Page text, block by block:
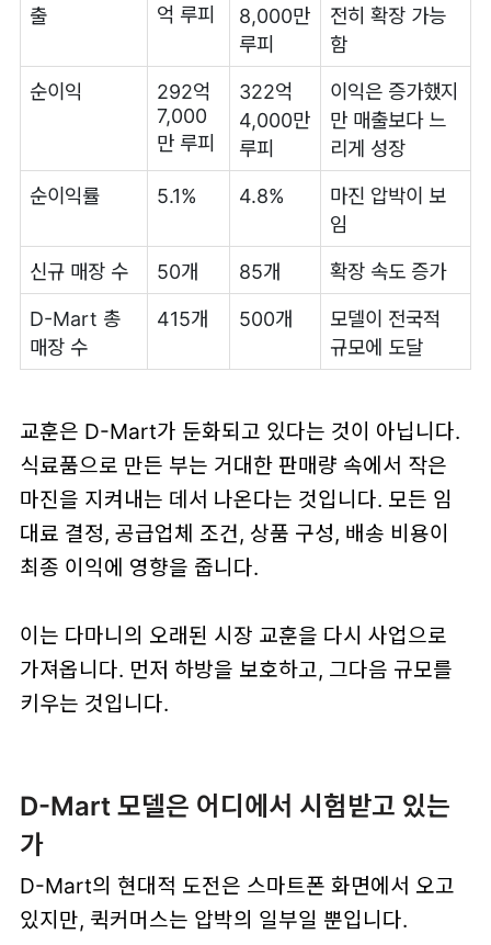
출
억 루피
8,000만
루피
전히 확장 가능
함
순이익
292억
7,000
만 루피
322억
4,000만
루피
이익은 증가했지
만 매출보다 느
리게 성장
순이익률 5.1% 4.8%
마진 압박이 보
임
신규 매장 수 50개 85개 확장 속도 증가
D-Mart 총
매장 수
415개 500개
모델이 전국적
규모에 도달
교훈은 D-Mart가 둔화되고 있다는 것이 아닙니다.
식료품으로 만든 부는 거대한 판매량 속에서 작은
마진을 지켜내는 데서 나온다는 것입니다. 모든 임
대료 결정, 공급업체 조건, 상품 구성, 배송 비용이
최종 이익에 영향을 줍니다.
이는 다마니의 오래된 시장 교훈을 다시 사업으로
가져옵니다. 먼저 하방을 보호하고, 그다음 규모를
키우는 것입니다.
D-Mart 모델은 어디에서 시험받고 있는
가
D-Mart의 현대적 도전은 스마트폰 화면에서 오고
있지만, 퀵커머스는 압박의 일부일 뿐입니다.